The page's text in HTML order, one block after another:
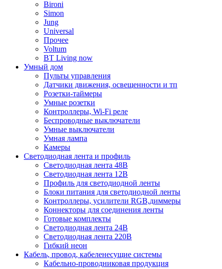
Bironi
Simon
Jung
Universal
Прочее
Voltum
BT Living now
Умный дом
Пульты управления
Датчики движения, освещенности и тп
Розетки-таймеры
Умные розетки
Контроллеры, Wi-Fi реле
Беспроводные выключатели
Умные выключатели
Умная лампа
Камеры
Светодиодная лента и профиль
Светодиодная лента 48В
Светодиодная лента 12В
Профиль для светодиодной ленты
Блоки питания для светодиодной ленты
Контроллеры, усилители RGB,диммеры
Коннекторы для соединения ленты
Готовые комплекты
Светодиодная лента 24В
Светодиодная лента 220В
Гибкий неон
Кабель, провод, кабеленесущие системы
Кабельно-проводниковая продукция